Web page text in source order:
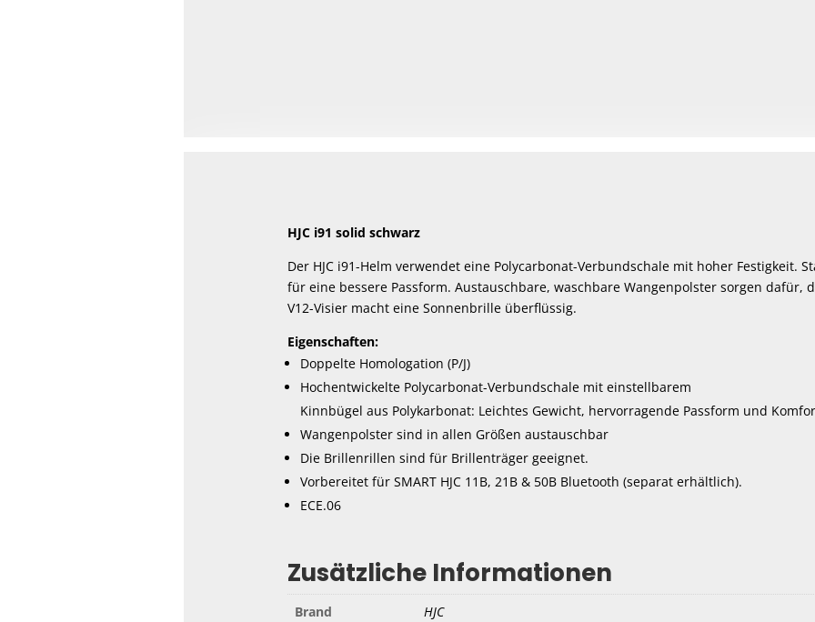
HJC i91 solid schwarz
Der HJC i91-Helm verwendet eine Polycarbonat-Verbundschale mit hoher Festigkeit.
für eine bessere Passform. Austauschbare, waschbare Wangenpolster sorgen dafür,
V12-Visier macht eine Sonnenbrille überflüssig.
Eigenschaften:
Doppelte Homologation (P/J)
Hochentwickelte Polycarbonat-Verbundschale mit einstellbarem
Kinnbügel aus Polykarbonat: Leichtes Gewicht, hervorragende Passform und
Wangenpolster sind in allen Größen austauschbar
Die Brillenrillen sind für Brillenträger geeignet.
Vorbereitet für SMART HJC 11B, 21B & 50B Bluetooth (separat erhältlich).
ECE.06
Zusätzliche Informationen
Brand
HJC